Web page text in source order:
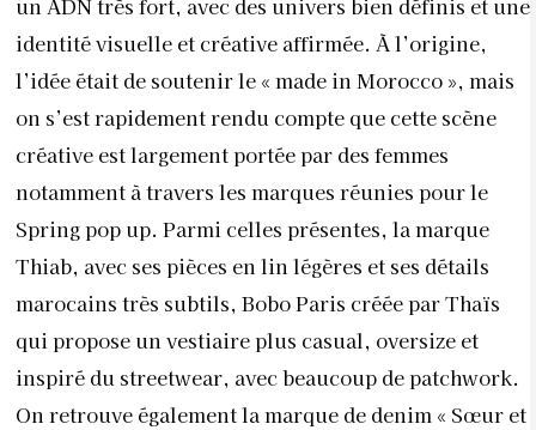
un ADN très fort, avec des univers bien définis et une
identité visuelle et créative affirmée. À l’origine,
l’idée était de soutenir le « made in Morocco », mais
on s’est rapidement rendu compte que cette scène
créative est largement portée par des femmes
notamment à travers les marques réunies pour le
Spring pop up. Parmi celles présentes, la marque
Thiab, avec ses pièces en lin légères et ses détails
marocains très subtils, Bobo Paris créée par Thaïs
qui propose un vestiaire plus casual, oversize et
inspiré du streetwear, avec beaucoup de patchwork.
On retrouve également la marque de denim « Sœur et